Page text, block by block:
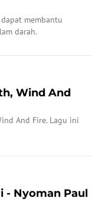
membantu
darah.
Wind And
And Fire. Lagu ini
- Nyoman Paul